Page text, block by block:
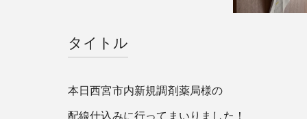
タイトル
本日西宮市内新規調剤薬局様の
配線仕込みに行ってまいりました！